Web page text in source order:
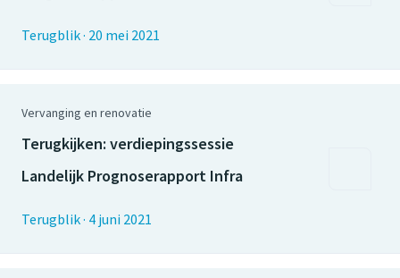
Terugblik· 20 mei 2021
Vervanging en renovatie
Terugkijken: verdiepingssessie
Landelijk Prognoserapport Infra
Terugblik· 4 juni 2021